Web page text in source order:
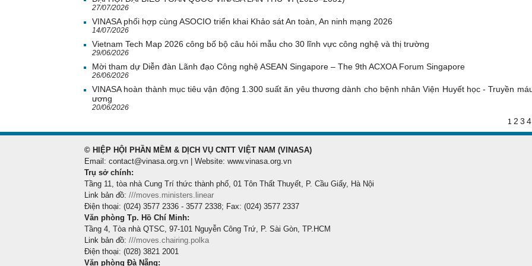
27/07/2026
VINASA phối hợp cùng ASOCIO triển khai Khảo sát An toàn, An ninh mạng 2026
14/07/2026
Vietnam Tech Map 2026 công bố bộ câu hỏi mẫu cho 30 lĩnh vực công nghệ và thị trường
29/06/2026
Mời tham dự Diễn đàn Lãnh đạo Công nghệ ASEAN Singapore – The 9th ACXOA Forum Singapore
26/06/2026
VINASA hoàn thành mục tiêu vận động 1.300 suất ăn yêu thương dành cho bệnh nhân Viện Huyết học - Truyền
ương
20/06/2026
1 2 3 4
© HIỆP HỘI PHẦN MỀM & DỊCH VỤ CNTT VIỆT NAM (VINASA)
Email: contact@vinasa.org.vn | Website: www.vinasa.org.vn
Trụ sở chính:
Tầng 11, tòa nhà Cung Trí thức thành phố, 01 Tôn Thất Thuyết, P. Cầu Giấy, Hà Nội
Link bản đồ: ///moves.ministers.linear
Điện thoại: (024) 3577 2336 - 3577 2338; Fax: (024) 3577 2337
Văn phòng Tp. Hồ Chí Minh:
Tầng 4, Tòa nhà QTSC, 97-101 Nguyễn Công Trứ, P. Sài Gòn, TP.HCM
Link bản đồ: ///moves.chairing.polka
Điện thoại: (028) 3821 2001
Văn phòng Đà Nẵng: